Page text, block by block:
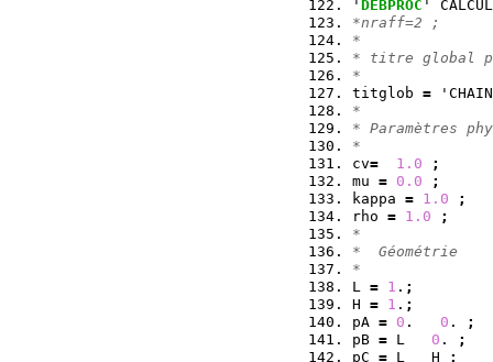
' DEBPROC '
*nraff=2 ;
*
* titre global
*
titglob =
*
* Paramètres
*
cv= 1.0
;
mu = 0.0
;
kappa = 1.0
;
rho = 1.0
;
*
*  Géométrie
*
L = 1 . ;
H = 1 . ;
pA = 0 . 0 .
;
pB = L 0 .
;
pC = L   H
;